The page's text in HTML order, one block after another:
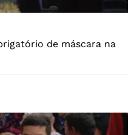
de máscara na